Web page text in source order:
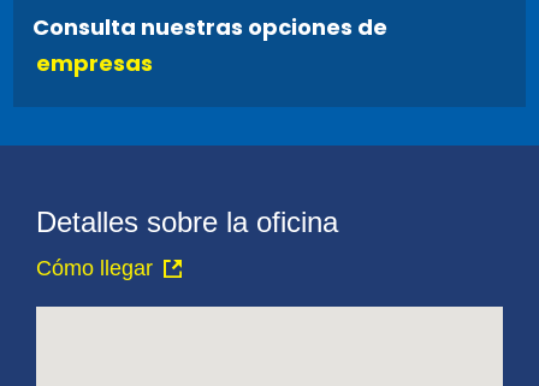
Consulta nuestras opciones de
empresas
Detalles sobre la oficina
Cómo llegar